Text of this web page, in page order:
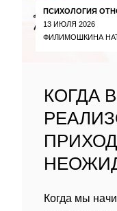
ПСИХОЛОГИЯ
13 ИЮЛЯ 2026
ФИЛИМОШКИНА
КОГДА
Когда мы